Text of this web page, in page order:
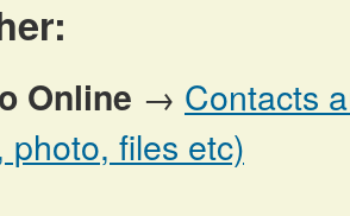
Online → Contacts
photo, files etc)